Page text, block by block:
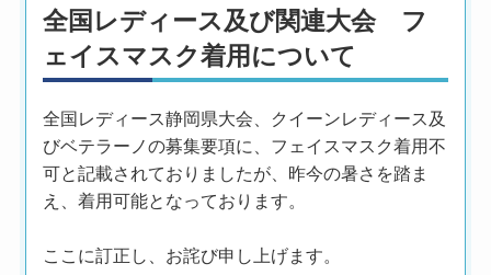
全国レディース及び関連大会 フ
ェイスマスク着用について
全国レディース静岡県大会、クイーンレディース及
びベテラーノの募集要項に、フェイスマスク着用不
可と記載されておりましたが、昨今の暑さを踏ま
え、着用可能となっております。
ここに訂正し、お詫び申し上げます。